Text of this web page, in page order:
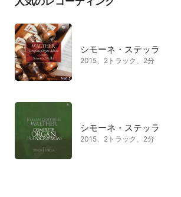
シモーネ・ステッラ
2015、2トラック、2分
シモーネ・ステッラ
2015、2トラック、2分